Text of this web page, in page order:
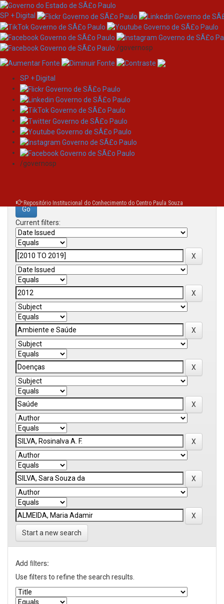
Skip
navigation
SP + Digital
/governosp
SP + Digital
/governosp
Repositório Institucional do Conhecimento do Centro Paula Souza
Search
Search:
Current filters:
Start a new search
Add filters:
Use filters to refine the search results.